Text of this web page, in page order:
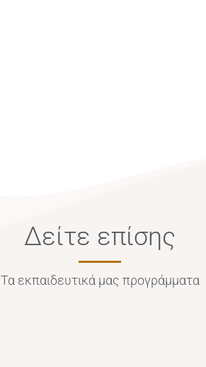
Δείτε επίσης
Τα εκπαιδευτικά μας προγράμματα